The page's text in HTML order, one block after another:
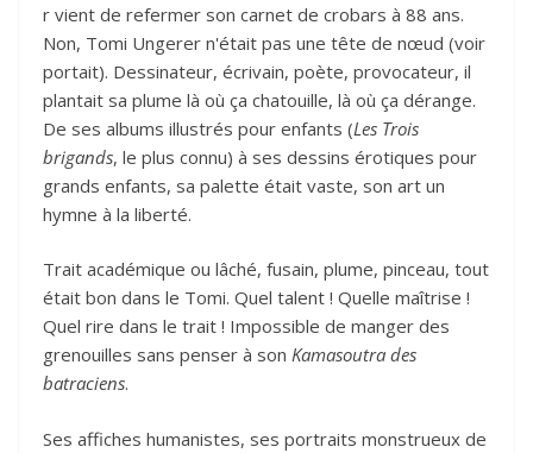
r vient de refermer son carnet de crobars à 88 ans.
Non, Tomi Ungerer n'était pas une tête de nœud (voir
portait). Dessinateur, écrivain, poète, provocateur, il
plantait sa plume là où ça chatouille, là où ça dérange.
De ses albums illustrés pour enfants (Les Trois
brigands, le plus connu) à ses dessins érotiques pour
grands enfants, sa palette était vaste, son art un
hymne à la liberté.
Trait académique ou lâché, fusain, plume, pinceau, tout
était bon dans le Tomi. Quel talent ! Quelle maîtrise !
Quel rire dans le trait ! Impossible de manger des
grenouilles sans penser à son Kamasoutra des
batraciens.
Ses affiches humanistes, ses portraits monstrueux de